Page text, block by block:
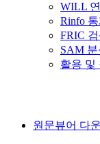
WILL
Rinfo
FRIC
SAM
활용 및
원문뷰어 다